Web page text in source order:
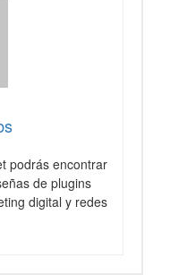
podrás encontrar
de plugins
digital y redes